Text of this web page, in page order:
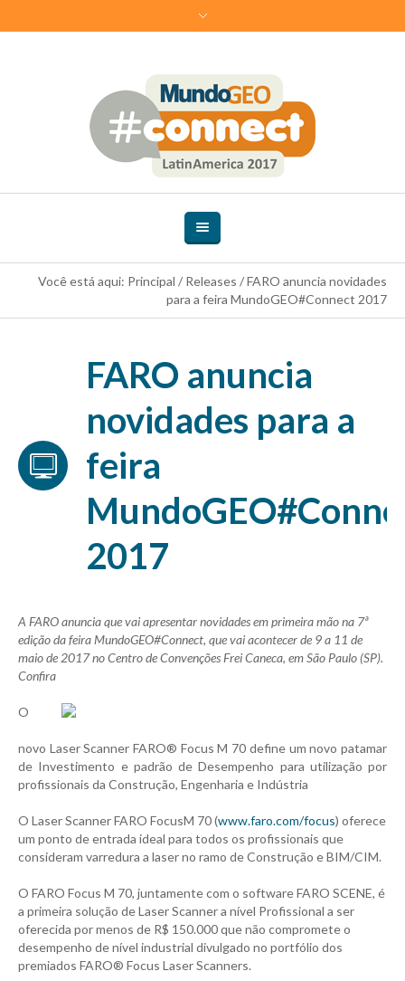
Você está aqui: Principal / Releases /FARO anuncia novidades
para a feira MundoGEO#Connect 2017
FARO anuncia
novidades para a
feira
2017
A FARO anuncia que vai apresentar novidades em primeira mão na 7ª
edição da feira MundoGEO#Connect, que vai acontecer de 9 a 11 de
maio de 2017 no Centro de Convenções Frei Caneca, em São Paulo (SP).
Confira
O
novo Laser Scanner FARO® Focus M 70 define um novo patamar
de Investimento e padrão de Desempenho para utilização por
profissionais da Construção, Engenharia e Indústria
O Laser Scanner FARO FocusM 70 (www.faro.com/focus) oferece
um ponto de entrada ideal para todos os profissionais que
consideram varredura a laser no ramo de Construção e BIM/CIM.
O FARO Focus M 70, juntamente com o software FARO SCENE, é
a primeira solução de Laser Scanner a nível Profissional a ser
oferecida por menos de R$ 150.000 que não compromete o
desempenho de nível industrial divulgado no portfólio dos
premiados FARO® Focus Laser Scanners.